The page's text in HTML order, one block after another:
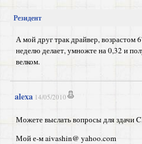
Резидент
А мой друг трак драйвер, возрастом
неделю делает, умножте на 0,32 и
велком.
alexa 14/05/2010
Можете выслать вопросы для здачи
Мой е-м aivashin@ yahoo.com